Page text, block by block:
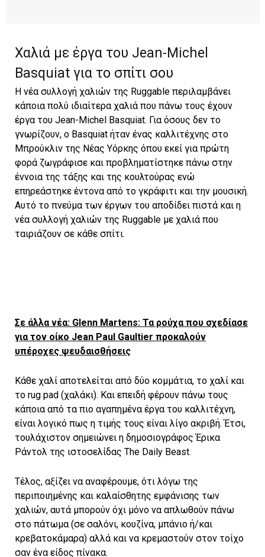
Χαλιά με έργα του Jean-Michel
Basquiat για το σπίτι σου
H νέα συλλογή χαλιών της Ruggable περιλαμβάνει
κάποια πολύ ιδιαίτερα χαλιά που πάνω τους έχουν
έργα του Jean-Michel Basquiat. Για όσους δεν το
γνωρίζουν, ο Basquiat ήταν ένας καλλιτέχνης στο
Μπρούκλιν της Νέας Υόρκης όπου εκεί για πρώτη
φορά ζωγράφισε και προβληματίστηκε πάνω στην
έννοια της τάξης και της κουλτούρας ενώ
επηρεάστηκε έντονα από το γκράφιτι και την μουσική.
Αυτό το πνεύμα των έργων του αποδίδει πιστά και η
νέα συλλογή χαλιών της Ruggable με χαλιά που
ταιριάζουν σε κάθε σπίτι.
Σε άλλα νέα: Glenn Martens: Τα ρούχα που σχεδίασε
για τον οίκο Jean Paul Gaultier προκαλούν
υπέροχες ψευδαισθήσεις
Κάθε χαλί αποτελείται από δύο κομμάτια, το χαλί και
το rug pad (χαλάκι). Και επειδή φέρουν πάνω τους
κάποια από τα πιο αγαπημένα έργα του καλλιτέχνη,
είναι λογικό πως η τιμής τους είναι λίγο ακριβή. Έτσι,
τουλάχιστον σημειώνει η δημοσιογράφος Έρικα
Ράντολ της ιστοσελίδας The Daily Beast.
Τέλος, αξίζει να αναφέρουμε, ότι λόγω της
περιποιημένης και καλαίσθητης εμφάνισης των
χαλιών, αυτά μπορούν όχι μόνο να απλωθούν πάνω
στο πάτωμα (σε σαλόνι, κουζίνα, μπάνιο ή/και
κρεβατοκάμαρα) αλλά και να κρεμαστούν στον τοίχο
σαν ένα είδος πίνακα.